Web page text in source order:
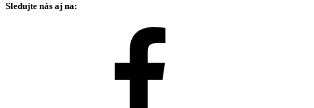
Sledujte nás aj na: